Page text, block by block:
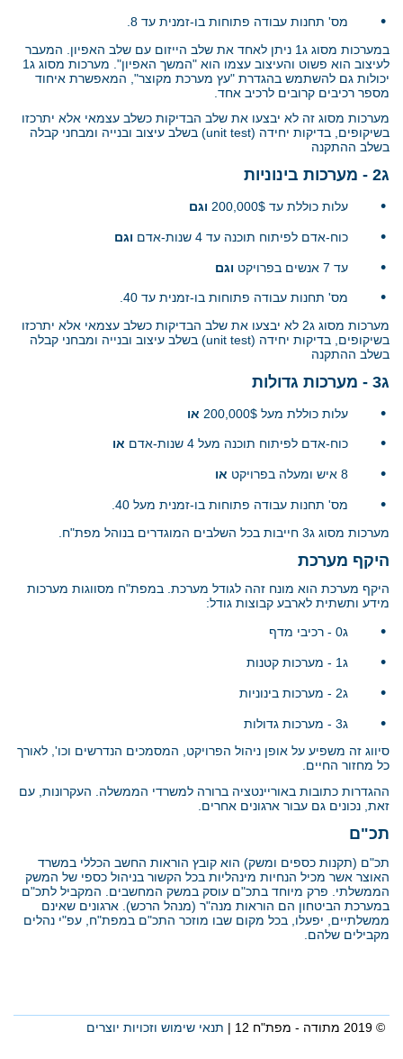
•
מס' תחנות עבודה פתוחות בו-זמנית עד 8.
במערכות מסוג ג1 ניתן לאחד את שלב הייזום עם שלב האפיון. המעבר
לעיצוב הוא פשוט והעיצוב עצמו הוא "המשך האפיון". מערכות מסוג ג1
יכולות גם להשתמש בהגדרת "עץ מערכת מקוצר", המאפשרת איחוד
מספר רכיבים קרובים לרכיב אחד.
מערכות מסוג זה לא יבצעו את שלב הבדיקות כשלב עצמאי אלא יתרכזו
בשיקופים, בדיקות יחידה (unit test) בשלב עיצוב ובנייה ומבחני קבלה
בשלב ההתקנה
ג2 - מערכות בינוניות
•
עלות כוללת עד 200,000$ וגם
• כוח-אדם לפיתוח תוכנה עד 4 שנות-אדם וגם
• עד 7 אנשים בפרויקט וגם
•
מס' תחנות עבודה פתוחות בו-זמנית עד 40.
מערכות מסוג ג2 לא יבצעו את שלב הבדיקות כשלב עצמאי אלא יתרכזו
בשיקופים, בדיקות יחידה (unit test) בשלב עיצוב ובנייה ומבחני קבלה
בשלב ההתקנה
ג3 - מערכות גדולות
•
עלות כוללת מעל 200,000$ או
• כוח-אדם לפיתוח תוכנה מעל 4 שנות-אדם או
• 8 איש ומעלה בפרויקט או
•
מס' תחנות עבודה פתוחות בו-זמנית מעל 40.
מערכות מסוג ג3 חייבות בכל השלבים המוגדרים בנוהל מפת"ח.
היקף מערכת
היקף מערכת הוא מונח זהה לגודל מערכת. במפת"ח מסווגות מערכות
מידע ותשתית לארבע קבוצות גודל:
• ג0 - רכיבי מדף
• ג1 - מערכות קטנות
• ג2 - מערכות בינוניות
•
ג3 - מערכות גדולות
סיווג זה משפיע על אופן ניהול הפרויקט, המסמכים הנדרשים וכו', לאורך
כל מחזור החיים.
ההגדרות כתובות באוריינטציה ברורה למשרדי הממשלה. העקרונות, עם
זאת, נכונים גם עבור ארגונים אחרים.
תכ"ם
תכ"ם (תקנות כספים ומשק) הוא קובץ הוראות החשב הכללי במשרד
האוצר אשר מכיל הנחיות מינהליות בכל הקשור בניהול כספי של המשק
הממשלתי. פרק מיוחד בתכ"ם עוסק במשק המחשבים. המקביל לתכ"ם
במערכת הביטחון הם הוראות מנה"ר (מנהל הרכש). ארגונים שאינם
ממשלתיים, יפעלו, בכל מקום שבו מוזכר התכ"ם במפת"ח, עפ"י נהלים
מקבילים שלהם.
© 2019 מתודה - מפת"ח 12 | תנאי שימוש וזכויות יוצרים